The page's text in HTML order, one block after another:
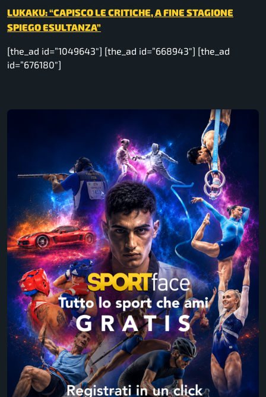
LUKAKU: “CAPISCO LE CRITICHE, A FINE STAGIONE
SPIEGO ESULTANZA”
[the_ad id=”1049643″] [the_ad id=”668943″] [the_ad
id=”676180″]